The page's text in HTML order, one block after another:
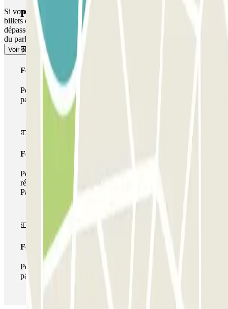
Si vous avez dépassé votre séjour : rendez-vous au distributeur de
billets et indiquez votre numéro d'immatriculation pour payer le
dépassement par carte de crédit. La franchise sera calculée au tarif
du parking.
Voir plus
Produits Parclick
Forfait Simple
Pendant votre séjour, vous ne pourrez entrer et sortir du
parking qu'une seule fois
Forfait de stationnement multiple
Pendant votre séjour, vous pouvez utiliser l'ensemble du
réseau de parkings de cet opérateur disponible sur
Parclick.
Forfait illimité
Pendant votre séjour, vous pouvez entrer et sortir du
parking aussi souvent que vous le souhaitez.